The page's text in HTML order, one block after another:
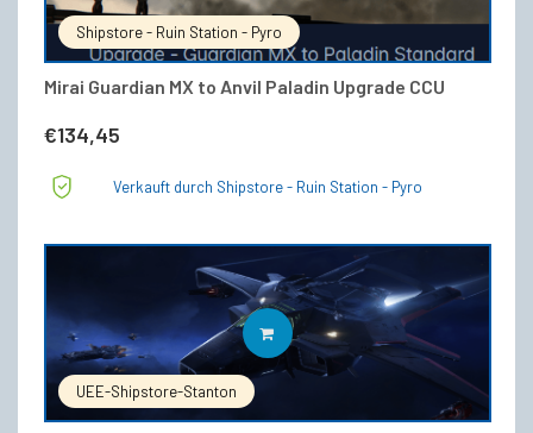
Shipstore - Ruin Station - Pyro
Mirai Guardian MX to Anvil Paladin Upgrade CCU
€134,45
Verkauft durch Shipstore - Ruin Station - Pyro
UEE-Shipstore-Stanton
IN DEN WARENKORB